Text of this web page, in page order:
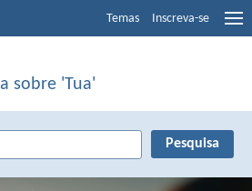
Temas Inscreva-se
sobre 'Tua'